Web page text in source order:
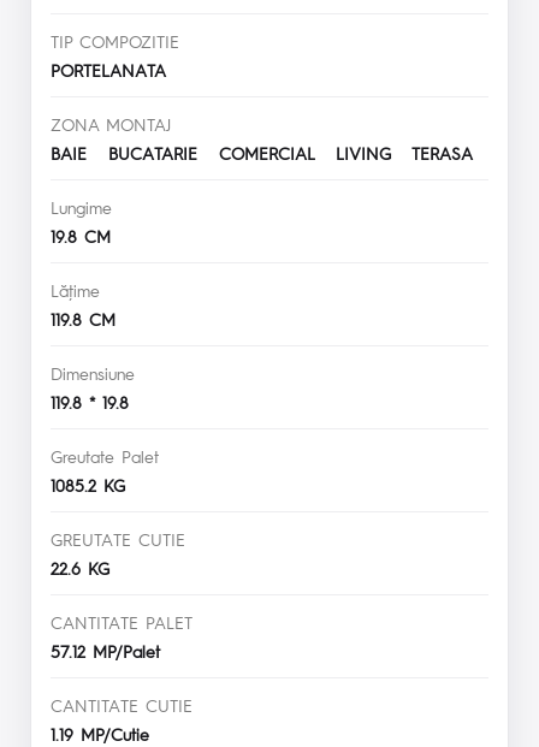
TIP COMPOZITIE
PORTELANATA
ZONA MONTAJ
BAIE BUCATARIE COMERCIAL LIVING TERASA
Lungime
19.8 CM
Lăţime
119.8 CM
Dimensiune
119.8 * 19.8
Greutate Palet
1085.2 KG
GREUTATE CUTIE
22.6 KG
CANTITATE PALET
57.12 MP/Palet
CANTITATE CUTIE
1.19 MP/Cutie